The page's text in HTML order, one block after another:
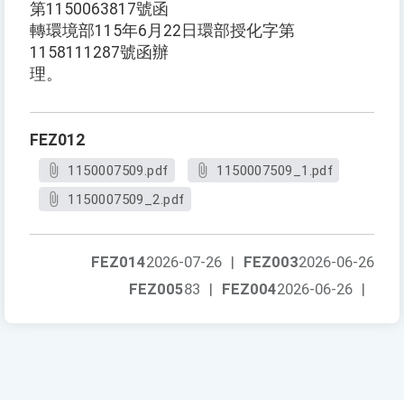
第1150063817號函
轉環境部115年6月22日環部授化字第
1158111287號函辦
理。
FEZ012
1150007509.pdf
1150007509_1.pdf
1150007509_2.pdf
FEZ0032026-06-26
FEZ0142026-07-26 |
FEZ0042026-06-26 |
FEZ00583 |